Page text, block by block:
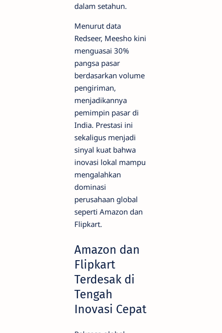
dalam setahun.
Menurut data
Redseer, Meesho kini
menguasai 30%
pangsa pasar
berdasarkan volume
pengiriman,
menjadikannya
pemimpin pasar di
India. Prestasi ini
sekaligus menjadi
sinyal kuat bahwa
inovasi lokal mampu
mengalahkan
dominasi
perusahaan global
seperti Amazon dan
Flipkart.
Amazon dan
Flipkart
Terdesak di
Tengah
Inovasi Cepat